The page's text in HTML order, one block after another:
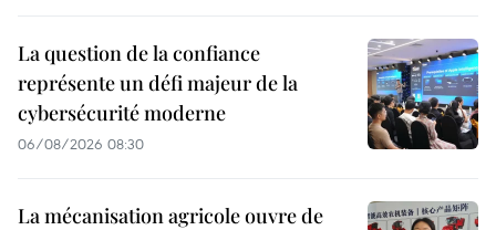
La question de la confiance
représente un défi majeur de la
cybersécurité moderne
06/08/2026 08:30
La mécanisation agricole ouvre de